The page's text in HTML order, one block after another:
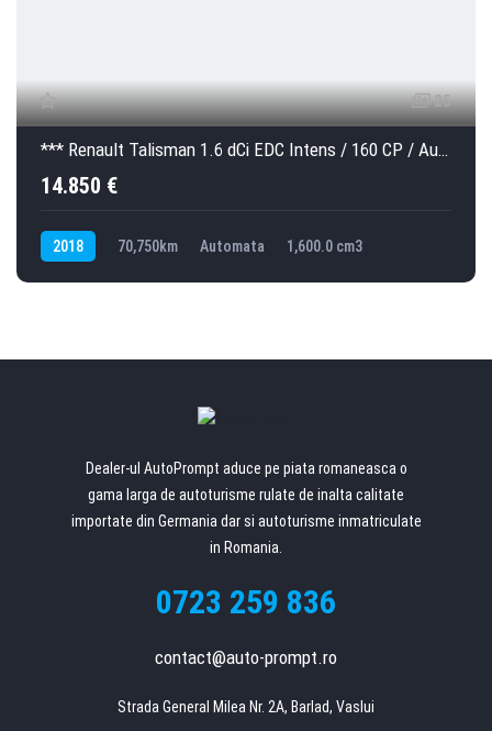
u
l
f
l
25
*** Renault Talisman 1.6 dCi EDC Intens / 160 CP / Automata / 70.750 km / 2018 ***
14.850 €
2018 70,750km Automata 1,600.0 cm3
Dealer-ul AutoPrompt aduce pe piata romaneasca o
gama larga de autoturisme rulate de inalta calitate
importate din Germania dar si autoturisme inmatriculate
in Romania.
0723 259 836
contact@auto-prompt.ro
Strada General Milea Nr. 2A, Barlad, Vaslui